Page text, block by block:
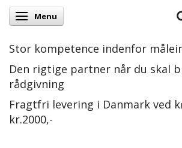
Skifte navigation
Menu
Stor kompetence indenfor
Den rigtige partner når du skal
rådgivning
Fragtfri levering i Danmark ved
kr.2000,-